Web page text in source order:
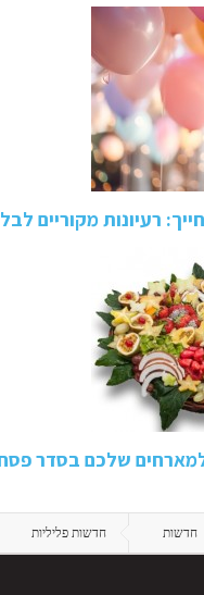
רעיונות מקוריים
למארחים שלכם בסדר
חדשות חדשות פליליות